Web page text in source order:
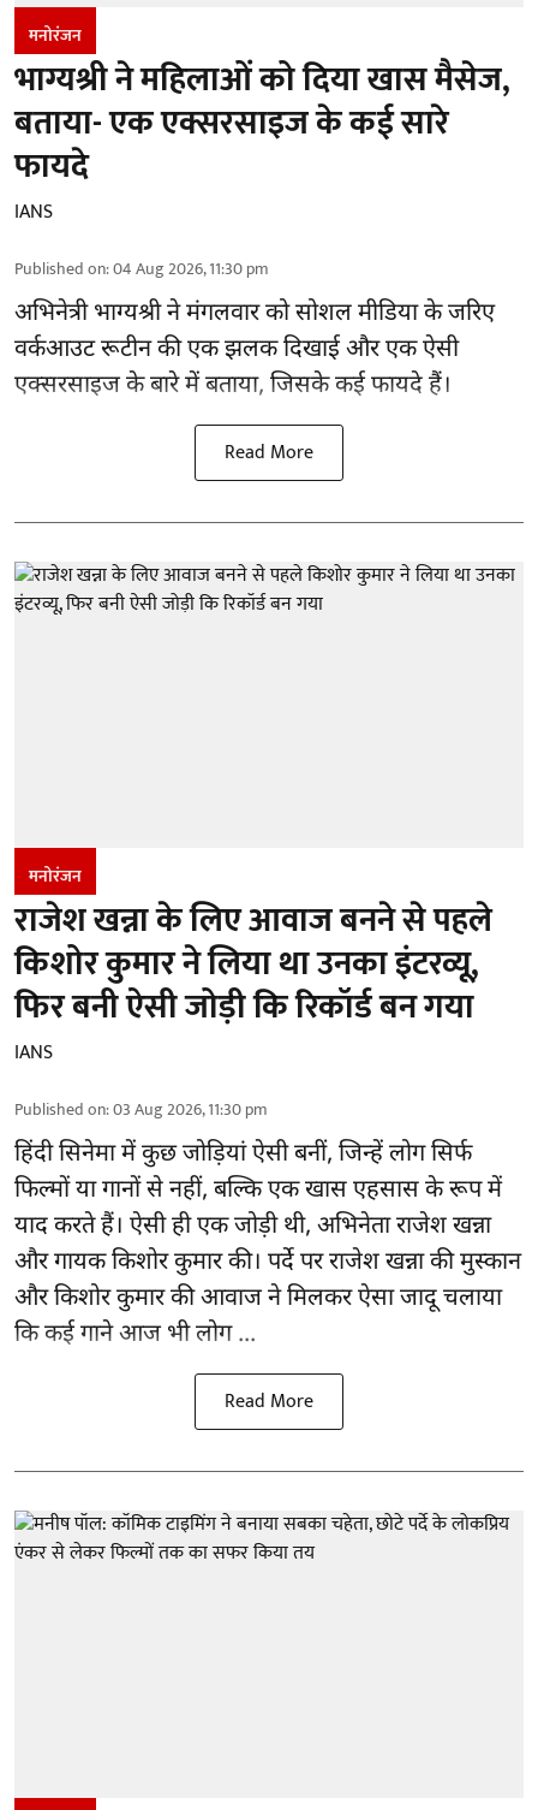
मनोरंजन
भाग्यश्री ने महिलाओं को दिया खास मैसेज,
बताया- एक एक्सरसाइज के कई सारे
फायदे
IANS
Published on:04 Aug 2026, 11:30 pm
अभिनेत्री भाग्यश्री ने मंगलवार को सोशल मीडिया के जरिए
वर्कआउट रूटीन की एक झलक दिखाई और एक ऐसी
एक्सरसाइज के बारे में बताया, जिसके कई फायदे हैं।
Read More
मनोरंजन
राजेश खन्ना के लिए आवाज बनने से पहले
किशोर कुमार ने लिया था उनका इंटरव्यू,
फिर बनी ऐसी जोड़ी कि रिकॉर्ड बन गया
IANS
Published on:03 Aug 2026, 11:30 pm
हिंदी सिनेमा में कुछ जोड़ियां ऐसी बनीं, जिन्हें लोग सिर्फ
फिल्मों या गानों से नहीं, बल्कि एक खास एहसास के रूप में
याद करते हैं। ऐसी ही एक जोड़ी थी, अभिनेता राजेश खन्ना
और गायक किशोर कुमार की। पर्दे पर राजेश खन्ना की मुस्कान
और किशोर कुमार कीआवाजने मिलकर ऐसा जादू चलाया
कि कई गाने आज भी लोग ...
Read More